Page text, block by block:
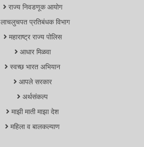
राज्य निवडणूक आयोग
लाचलुचपत प्रतिबंधक विभाग
महाराष्ट्र राज्य पोलिस
आधार मिळवा
स्वच्छ भारत अभियान
आपले सरकार
अर्थसंकल्प
माझी माती माझा देश
महिला व बालकल्याण